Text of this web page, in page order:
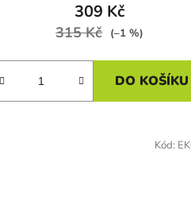
309 Kč
315 Kč (–1 %)
DO KOŠÍKU
Kód: